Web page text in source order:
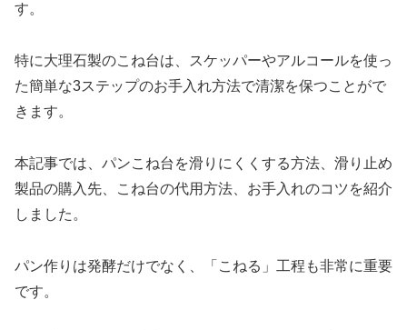
す。
特に大理石製のこね台は、スケッパーやアルコールを使っ
た簡単な3ステップのお手入れ方法で清潔を保つことがで
きます。
本記事では、パンこね台を滑りにくくする方法、滑り止め
製品の購入先、こね台の代用方法、お手入れのコツを紹介
しました。
パン作りは発酵だけでなく、「こねる」工程も非常に重要
です。